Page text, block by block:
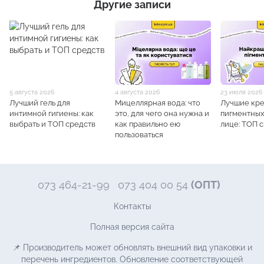
Другие записи
5 августа 2026
Лучший гель для
интимной гигиены: как
выбрать и ТОП средств
4 августа 2026
Мицеллярная вода: что
это, для чего она нужна и
как правильно ею
пользоваться
23 июля 2026
Лучшие
лице: ТОП
073 464-21-99 073 404 00 54 (ОПТ)
Контакты
Полная версия сайта
📌 Производитель может обновлять внешний вид упаковки и
перечень ингредиентов. Обновление соответствующей